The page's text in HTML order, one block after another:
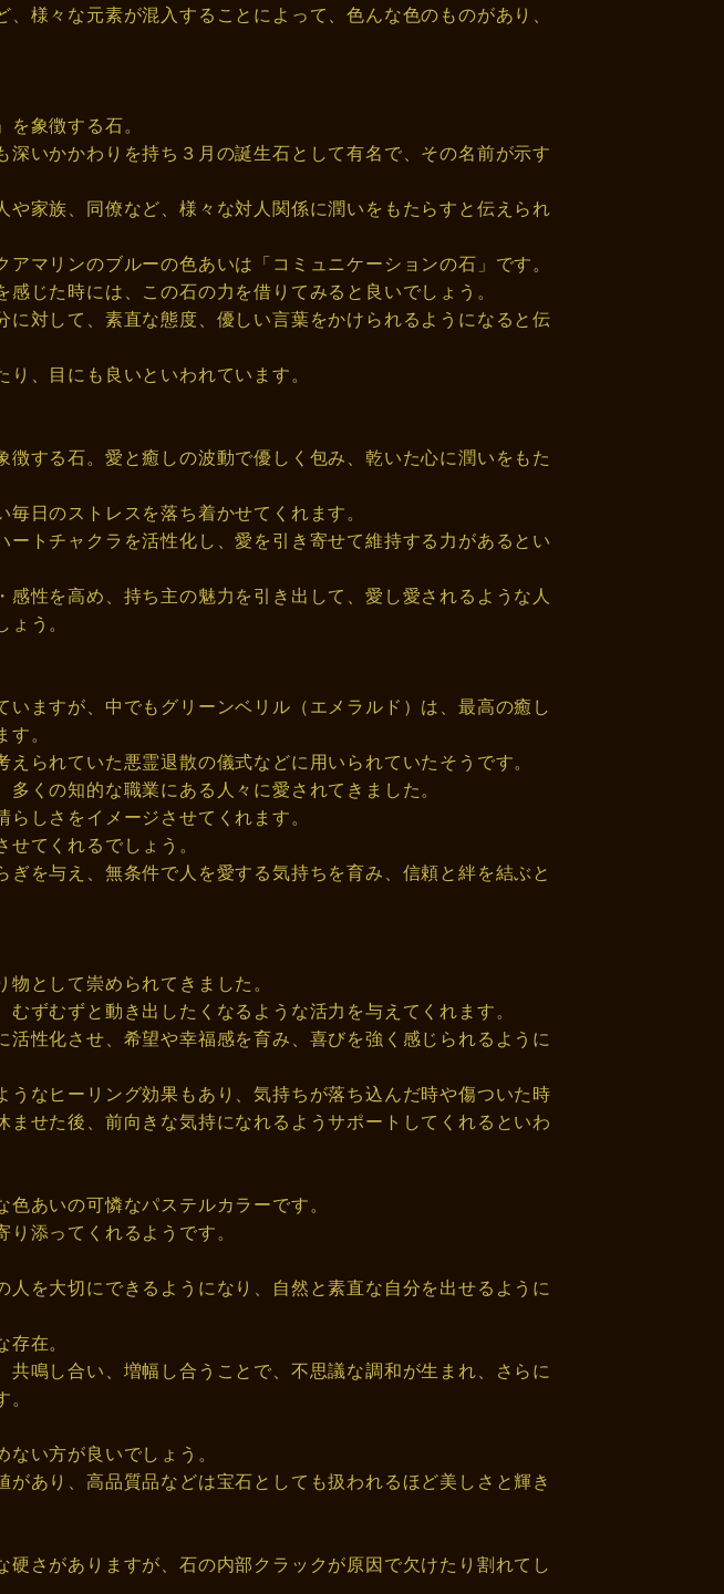
様々な元素が混入することによって、色んな色のものがあり、
象徴する石。
いかかわりを持ち３月の誕生石として有名で、その名前が示す
家族、同僚など、様々な対人関係に潤いをもたらすと伝えられ
マリンのブルーの色あいは「コミュニケーションの石」です。
じた時には、この石の力を借りてみると良いでしょう。
対して、素直な態度、優しい言葉をかけられるようになると伝
、目にも良いといわれています。
する石。愛と癒しの波動で優しく包み、乾いた心に潤いをもた
日のストレスを落ち着かせてくれます。
トチャクラを活性化し、愛を引き寄せて維持する力があるとい
性を高め、持ち主の魅力を引き出して、愛し愛されるような人
う。
ますが、中でもグリーンベリル（エメラルド）は、最高の癒し
。
られていた悪霊退散の儀式などに用いられていたそうです。
くの知的な職業にある人々に愛されてきました。
しさをイメージさせてくれます。
てくれるでしょう。
を与え、無条件で人を愛する気持ちを育み、信頼と絆を結ぶと
として崇められてきました。
ずむずと動き出したくなるような活力を与えてくれます。
性化させ、希望や幸福感を育み、喜びを強く感じられるように
なヒーリング効果もあり、気持ちが落ち込んだ時や傷ついた時
せた後、前向きな気持になれるようサポートしてくれるといわ
あいの可憐なパステルカラーです。
添ってくれるようです。
を大切にできるようになり、自然と素直な自分を出せるように
在。
鳴し合い、増幅し合うことで、不思議な調和が生まれ、さらに
い方が良いでしょう。
あり、高品質品などは宝石としても扱われるほど美しさと輝き
さがありますが、石の内部クラックが原因で欠けたり割れてし